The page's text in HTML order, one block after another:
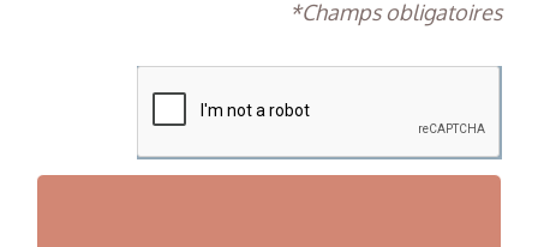
*Champs obligatoires